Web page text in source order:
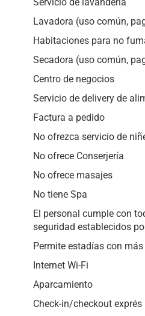
Lavadora (uso común,
Habitaciones para no
Secadora (uso común,
Centro de negocios
Servicio de delivery de
Factura a pedido
No ofrezca servicio de
No ofrece Conserjería
No ofrece masajes
No tiene Spa
El personal cumple con
seguridad establecidos
Permite estadías con
Internet Wi-Fi
Aparcamiento
Check-in/checkout exprés